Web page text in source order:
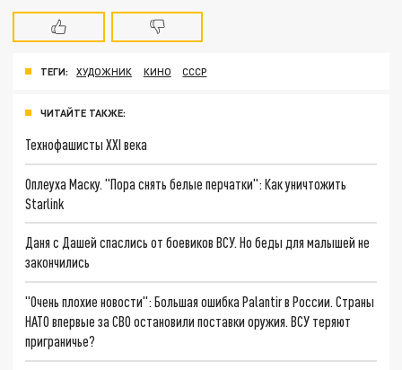
ТЕГИ: ХУДОЖНИК КИНО СССР
ЧИТАЙТЕ ТАКЖЕ:
Технофашисты XXI века
Оплеуха Маску. "Пора снять белые перчатки": Как уничтожить
Starlink
Даня с Дашей спаслись от боевиков ВСУ. Но беды для малышей не
закончились
"Очень плохие новости": Большая ошибка Palantir в России. Страны
НАТО впервые за СВО остановили поставки оружия. ВСУ теряют
приграничье?